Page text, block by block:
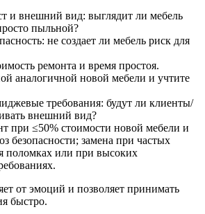
и внешний вид: выглядит ли мебель
пыльной?
не создает ли мебель риск для
ремонта и время простоя.
аналогичной новой мебели и учтите
требования: будут ли клиенты/
внешний вид?
при ≤50% стоимости новой мебели и
безопасности; замена при частых
поломках или при высоких
от эмоций и позволяет принимать
быстро.